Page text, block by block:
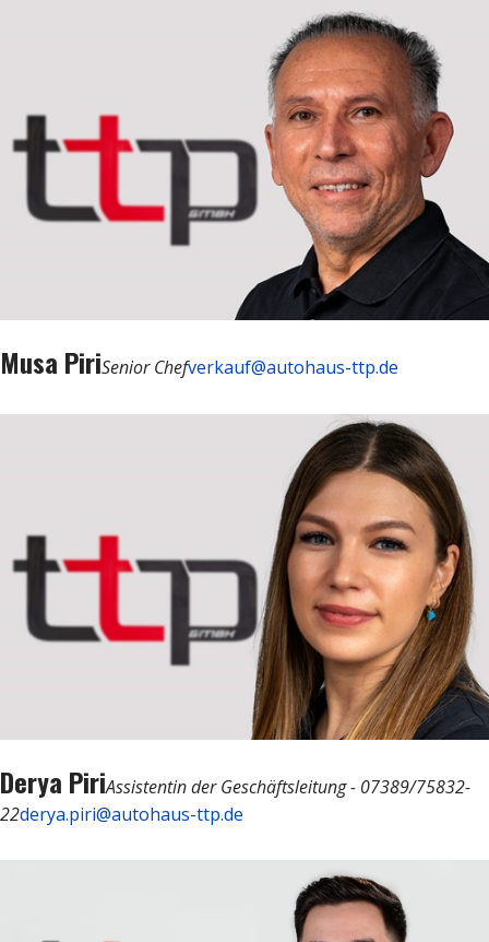
Musa PiriSenior Chefverkauf@autohaus-ttp.de
Derya PiriAssistentin der Geschäftsleitung - 07389/75832-
22derya.piri@autohaus-ttp.de